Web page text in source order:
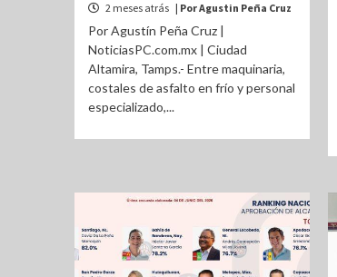
2 meses atrás | Por Agustin Peña Cruz
Por Agustín Peña Cruz |
NoticiasPC.com.mx | Ciudad
Altamira, Tamps.- Entre maquinaria,
costales de asfalto en frío y personal
especializado,...